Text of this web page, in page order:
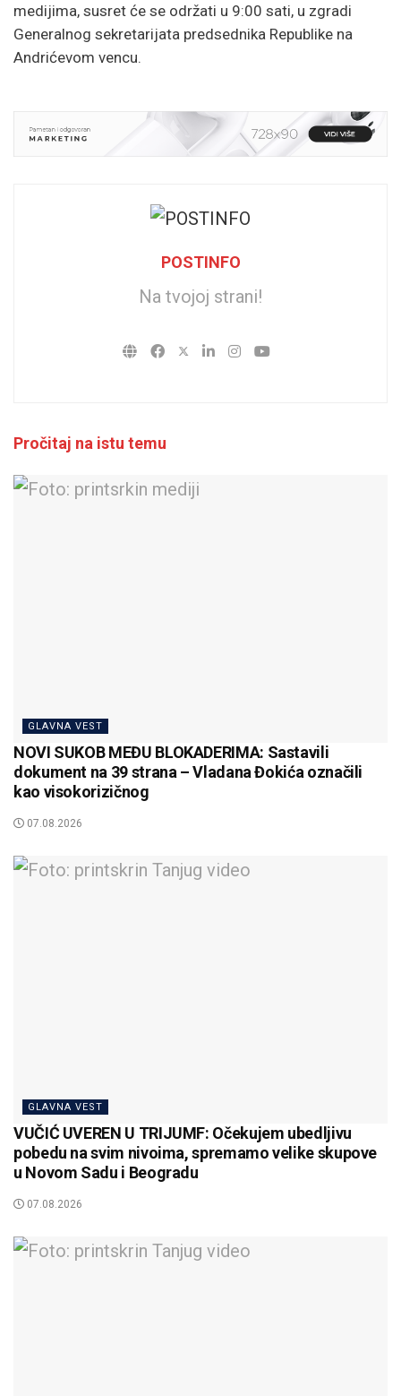
medijima, susret će se održati u 9:00 sati, u zgradi
Generalnog sekretarijata predsednika Republike na
Andrićevom vencu.
POSTINFO
Na tvojoj strani!
Pročitaj na istu temu
GLAVNA VEST
NOVI SUKOB MEĐU BLOKADERIMA: Sastavili
dokument na 39 strana – Vladana Đokića označili
kao visokorizičnog
07.08.2026
GLAVNA VEST
VUČIĆ UVEREN U TRIJUMF: Očekujem ubedljivu
pobedu na svim nivoima, spremamo velike skupove
u Novom Sadu i Beogradu
07.08.2026